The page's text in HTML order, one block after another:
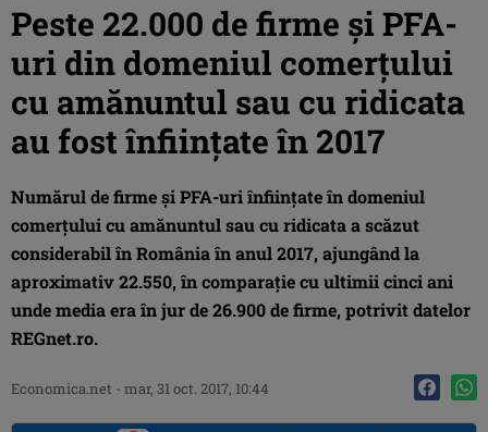
Peste 22.000 de firme şi PFA-
uri din domeniul comerţului
cu amănuntul sau cu ridicata
au fost înfiinţate în 2017
Numărul de firme şi PFA-uri înfiinţate în domeniul
comerţului cu amănuntul sau cu ridicata a scăzut
considerabil în România în anul 2017, ajungând la
aproximativ 22.550, în comparaţie cu ultimii cinci ani
unde media era în jur de 26.900 de firme, potrivit datelor
REGnet.ro.
Economica.net - mar, 31 oct. 2017, 10:44